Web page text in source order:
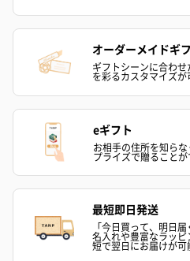
オーダーメイドギ
ギフトシーンに合わ
を彩るカスタマイズが
eギフト
お相手の住所を知ら
プライズで贈ることが
最短即日発送
「今日買って、明日届
名入れや豊富なラッ
短で翌日にお届けが可